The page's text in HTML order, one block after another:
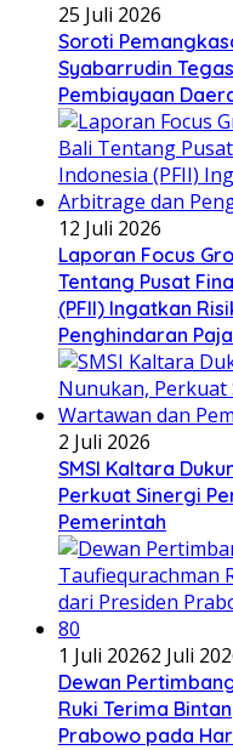
25 Juli 2026
Soroti
Syabarrudin
Pembiayaan
12 Juli 2026
Laporan Focus
Tentang Pusat
(PFII) Ingatkan
Penghindaran
2 Juli 2026
SMSI Kaltara
Perkuat Sinergi
Pemerintah
1 Juli 20262 Juli
Dewan
Ruki Terima
Prabowo pada